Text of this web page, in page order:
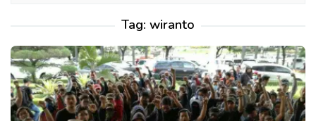
Tag: wiranto